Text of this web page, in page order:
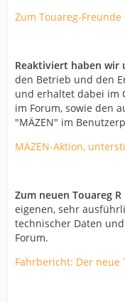
Zum Touareg-Freunde
Reaktiviert haben wir
den Betrieb und den
und erhaltet dabei im
im Forum, sowie den
"MÄZEN" im
MÄZEN-Aktion,
Zum neuen Touareg
eigenen, sehr
technischer Daten
Forum.
Fahrbericht: Der neue